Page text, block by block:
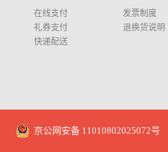
在线支付
礼券支付
快递配送
发票制度
退换货说明
京公网安备 11010802025072号